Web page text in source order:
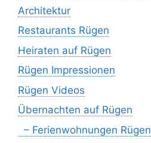
Architektur
Restaurants Rügen
Heiraten auf Rügen
Rügen Impressionen
Rügen Videos
Übernachten auf Rügen
– Ferienwohnungen Rügen